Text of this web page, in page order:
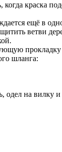
краска
ещё в
ветви
прокладку
шланга:
одел на вилку